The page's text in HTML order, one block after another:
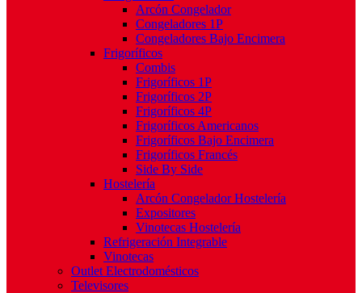
Arcón Congelador
Congeladores 1P
Congeladores Bajo Encimera
Frigoríficos
Combis
Frigoríficos 1P
Frigoríficos 2P
Frigoríficos 4P
Frigoríficos Americanos
Frigoríficos Bajo Encimera
Frigoríficos Francés
Side By Side
Hostelería
Arcón Congelador Hostelería
Expositores
Vinotecas Hostelería
Refrigeración Integrable
Vinotecas
Outlet Electrodomésticos
Televisores